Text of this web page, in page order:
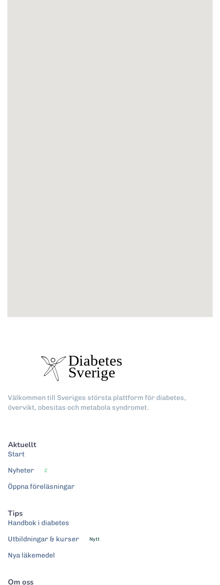
Välkommen till Sveriges största plattform för diabetes,
övervikt, obesitas och metabola syndromet.
Aktuellt
Start
Nyheter
2
Öppna föreläsningar
Tips
Handbok i diabetes
Utbildningar & kurser
Nytt
Nya läkemedel
Om oss